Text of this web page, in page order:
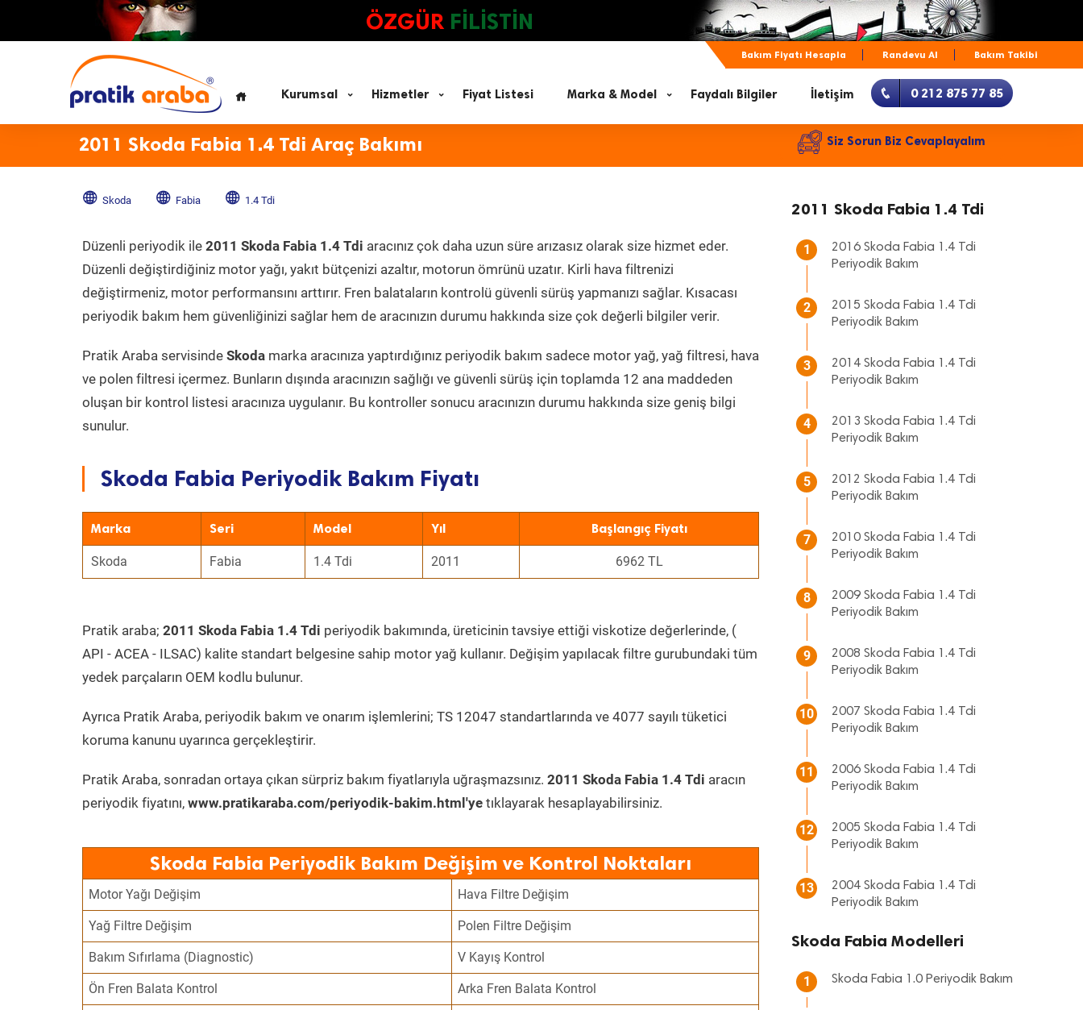
ÖZGÜR FİLİSTİN
Bakım Fiyatı Hesapla Randevu Al Bakım Takibi
Kurumsal Hizmetler Fiyat Listesi Marka & Model Faydalı Bilgiler İletişim 0 212 875 77 85
2011 Skoda Fabia 1.4 Tdi Araç Bakımı Siz Sorun Biz Cevaplayalım
Skoda Fabia 1.4 Tdi
Düzenli periyodik ile 2011 Skoda Fabia 1.4 Tdi aracınız çok daha uzun süre arızasız olarak size hizmet eder.
Düzenli değiştirdiğiniz motor yağı, yakıt bütçenizi azaltır, motorun ömrünü uzatır. Kirli hava filtrenizi
değiştirmeniz, motor performansını arttırır. Fren balataların kontrolü güvenli sürüş yapmanızı sağlar. Kısacası
periyodik bakım hem güvenliğinizi sağlar hem de aracınızın durumu hakkında size çok değerli bilgiler verir.
Pratik Araba servisinde Skoda marka aracınıza yaptırdığınız periyodik bakım sadece motor yağ, yağ filtresi, hava
ve polen filtresi içermez. Bunların dışında aracınızın sağlığı ve güvenli sürüş için toplamda 12 ana maddeden
oluşan bir kontrol listesi aracınıza uygulanır. Bu kontroller sonucu aracınızın durumu hakkında size geniş bilgi
sunulur.
Skoda Fabia Periyodik Bakım Fiyatı
Marka Seri Model Yıl Başlangıç Fiyatı
Skoda Fabia 1.4 Tdi 2011 6962 TL
Pratik araba; 2011 Skoda Fabia 1.4 Tdi periyodik bakımında, üreticinin tavsiye ettiği viskotize değerlerinde, (
API - ACEA - ILSAC) kalite standart belgesine sahip motor yağ kullanır. Değişim yapılacak filtre gurubundaki tüm
yedek parçaların OEM kodlu bulunur.
Ayrıca Pratik Araba, periyodik bakım ve onarım işlemlerini; TS 12047 standartlarında ve 4077 sayılı tüketici
koruma kanunu uyarınca gerçekleştirir.
Pratik Araba, sonradan ortaya çıkan sürpriz bakım fiyatlarıyla uğraşmazsınız. 2011 Skoda Fabia 1.4 Tdi aracın
periyodik fiyatını, www.pratikaraba.com/periyodik-bakim.html'ye tıklayarak hesaplayabilirsiniz.
Skoda Fabia Periyodik Bakım Değişim ve Kontrol Noktaları
Motor Yağı Değişim Hava Filtre Değişim
Yağ Filtre Değişim Polen Filtre Değişim
Bakım Sıfırlama (Diagnostic) V Kayış Kontrol
Ön Fren Balata Kontrol Arka Fren Balata Kontrol
2011 Skoda Fabia 1.4 Tdi
1
2016 Skoda Fabia 1.4 Tdi
Periyodik Bakım
2
2015 Skoda Fabia 1.4 Tdi
Periyodik Bakım
3
2014 Skoda Fabia 1.4 Tdi
Periyodik Bakım
4
2013 Skoda Fabia 1.4 Tdi
Periyodik Bakım
5
2012 Skoda Fabia 1.4 Tdi
Periyodik Bakım
7
2010 Skoda Fabia 1.4 Tdi
Periyodik Bakım
8
2009 Skoda Fabia 1.4 Tdi
Periyodik Bakım
9
2008 Skoda Fabia 1.4 Tdi
Periyodik Bakım
10
2007 Skoda Fabia 1.4 Tdi
Periyodik Bakım
11
2006 Skoda Fabia 1.4 Tdi
Periyodik Bakım
12
2005 Skoda Fabia 1.4 Tdi
Periyodik Bakım
13
2004 Skoda Fabia 1.4 Tdi
Periyodik Bakım
Skoda Fabia Modelleri
1 Skoda Fabia 1.0 Periyodik Bakım